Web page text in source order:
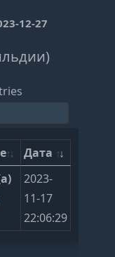
12-27
Дата
2023-
11-17
22:06:29